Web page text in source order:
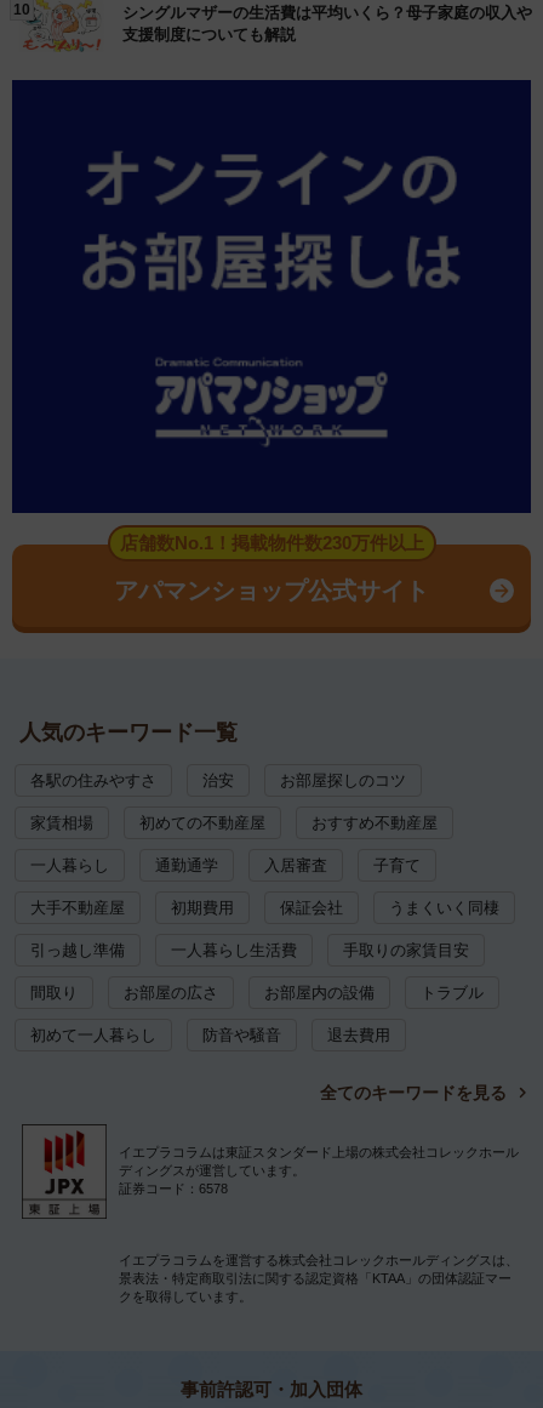
10
シングルマザーの生活費は平均いくら？母子家庭の収入や
支援制度についても解説
店舗数No.1！掲載物件数230万件以上
アパマンショップ公式サイト
人気のキーワード一覧
各駅の住みやすさ 治安 お部屋探しのコツ
家賃相場 初めての不動産屋 おすすめ不動産屋
一人暮らし 通勤通学 入居審査 子育て
大手不動産屋 初期費用 保証会社 うまくいく同棲
引っ越し準備 一人暮らし生活費 手取りの家賃目安
間取り お部屋の広さ お部屋内の設備 トラブル
初めて一人暮らし 防音や騒音 退去費用
全てのキーワードを見る
イエプラコラムは東証スタンダード上場の株式会社コレックホール
ディングスが運営しています。
証券コード：6578
イエプラコラムを運営する株式会社コレックホールディングスは、
景表法・特定商取引法に関する認定資格「KTAA」の団体認証マー
クを取得しています。
事前許認可・加入団体